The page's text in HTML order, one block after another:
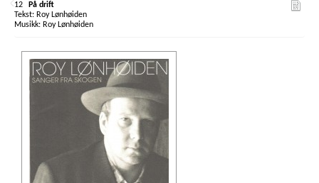
12
På drift
Roy Lønhøiden
Roy Lønhøiden